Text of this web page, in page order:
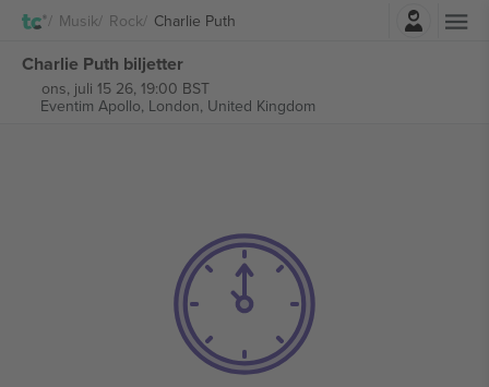
Musik Rock Charlie Puth
Charlie Puth biljetter
ons, juli 15 26, 19:00 BST
Eventim Apollo, London, United Kingdom